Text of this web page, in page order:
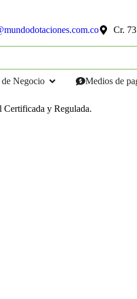
Cr.
Negocio Medios de
Certificada y Regulada.